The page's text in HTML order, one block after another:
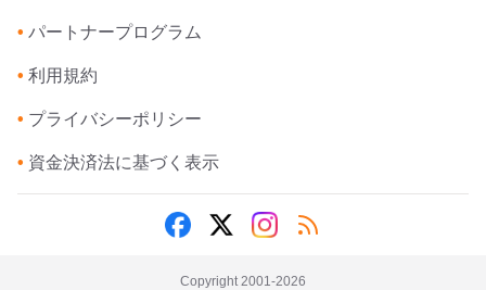
• パートナープログラム
• 利用規約
• プライバシーポリシー
• 資金決済法に基づく表示
Copyright 2001-2026